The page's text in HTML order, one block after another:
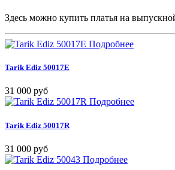
Здесь можно купить платья на
Подробнее
Tarik Ediz 50017E
31 000 руб
Подробнее
Tarik Ediz 50017R
31 000 руб
Подробнее